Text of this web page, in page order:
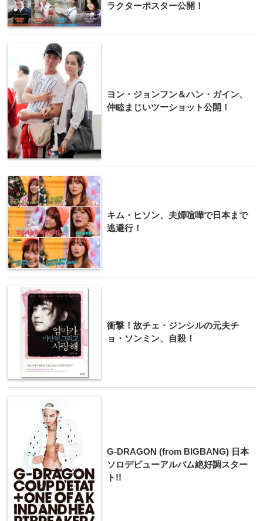
ラクターポスター公開！
ヨン・ジョンフン＆ハン・ガイン、
仲睦まじいツーショット公開！
キム・ヒソン、夫婦喧嘩で日本まで
逃避行！
衝撃！故チェ・ジンシルの元夫チ
ョ・ソンミン、自殺！
G-DRAGON (from BIGBANG) 日本
ソロデビューアルバム絶好調スター
ト!!